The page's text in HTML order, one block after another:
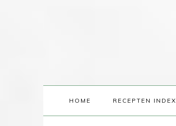
HOME RECEPTEN INDEX